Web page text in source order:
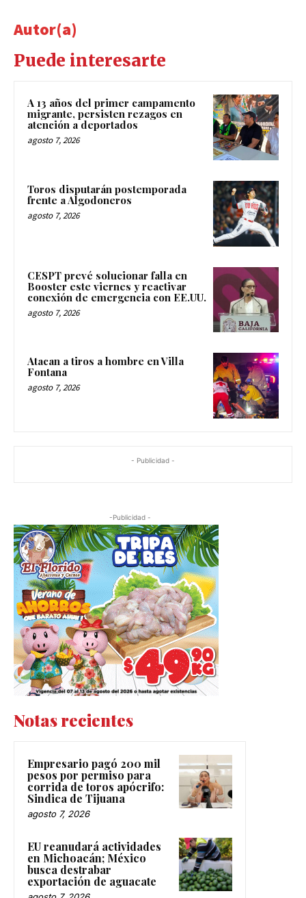
Autor(a)
Puede interesarte
A 13 años del primer campamento
migrante, persisten rezagos en
atención a deportados
agosto 7, 2026
Toros disputarán postemporada
frente a Algodoneros
agosto 7, 2026
CESPT prevé solucionar falla en
Booster este viernes y reactivar
conexión de emergencia con EE.UU.
agosto 7, 2026
Atacan a tiros a hombre en Villa
Fontana
agosto 7, 2026
- Publicidad -
-Publicidad -
Notas recientes
Empresario pagó 200 mil
pesos por permiso para
corrida de toros apócrifo:
Sindica de Tijuana
agosto 7, 2026
EU reanudará actividades
en Michoacán; México
busca destrabar
exportación de aguacate